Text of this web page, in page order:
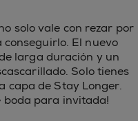
solo vale con rezar por
conseguirlo. El nuevo
larga duración y un
Solo tienes
capa de Stay Longer.
boda para invitada!